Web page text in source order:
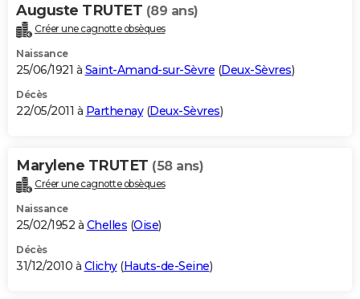
Auguste TRUTET (89 ans)
Créer une cagnotte obsèques
Naissance
25/06/1921 à Saint-Amand-sur-Sèvre (Deux-Sèvres)
Décès
22/05/2011 à Parthenay(Deux-Sèvres)
Marylene TRUTET (58 ans)
Créer une cagnotte obsèques
Naissance
25/02/1952 à Chelles (Oise)
Décès
31/12/2010 à Clichy(Hauts-de-Seine)